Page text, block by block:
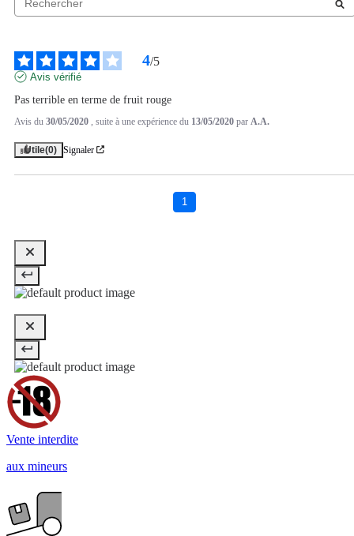
4/5
Avis vérifié
Pas terrible en terme de fruit rouge
Avis du 30/05/2020 , suite à une expérience du 13/05/2020 par A.A.
Utile(0) Signaler
1
Vente interdite
aux mineurs